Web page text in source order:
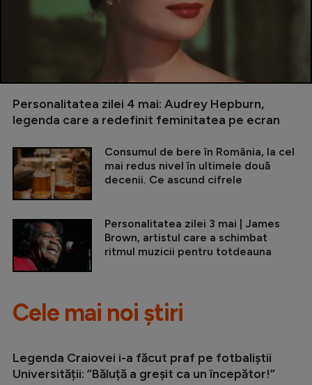
Personalitatea zilei 4 mai: Audrey Hepburn,
legenda care a redefinit feminitatea pe ecran
Consumul de bere în România, la cel
mai redus nivel în ultimele două
decenii. Ce ascund cifrele
Personalitatea zilei 3 mai | James
Brown, artistul care a schimbat
ritmul muzicii pentru totdeauna
Cele mai noi știri
Legenda Craiovei i-a făcut praf pe fotbaliștii
Universității: ”Băluță a greșit ca un începător!”